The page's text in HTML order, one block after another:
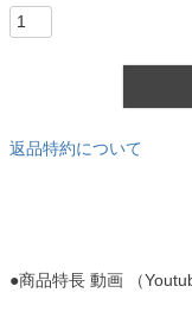
返品特約について
●商品特長 動画 （